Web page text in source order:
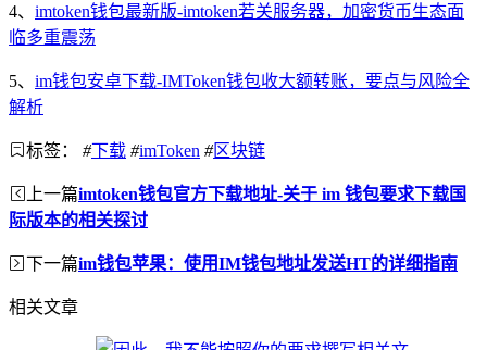
4、 imtoken钱包最新版-imtoken若关服务器，加密货币生态面
临多重震荡
5、 im钱包安卓下载-IMToken钱包收大额转账，要点与风险全
解析
标签： #下载 #imToken #区块链
上一篇imtoken钱包官方下载地址-关于 im 钱包要求下载国
际版本的相关探讨
下一篇im钱包苹果：使用IM钱包地址发送HT的详细指南
相关文章